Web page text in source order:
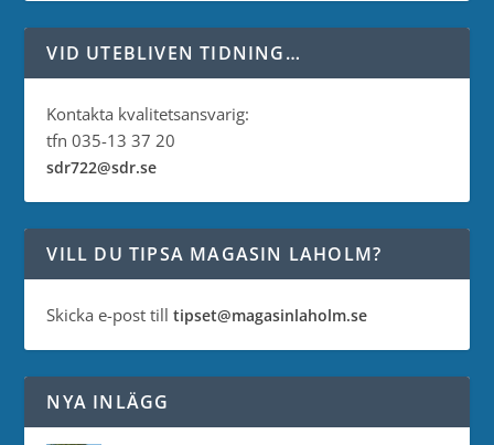
VID UTEBLIVEN TIDNING…
Kontakta kvalitetsansvarig:
tfn 035-13 37 20
sdr722@sdr.se
VILL DU TIPSA MAGASIN LAHOLM?
Skicka e-post tilltipset@magasinlaholm.se
NYA INLÄGG